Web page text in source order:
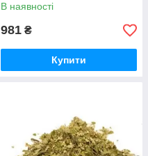
В наявності
981 ₴
Купити